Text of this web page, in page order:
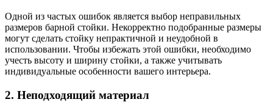
Одной из частых ошибок является выбор неправильных
размеров барной стойки. Некорректно подобранные размеры
могут сделать стойку непрактичной и неудобной в
использовании. Чтобы избежать этой ошибки, необходимо
учесть высоту и ширину стойки, а также учитывать
индивидуальные особенности вашего интерьера.
2. Неподходящий материал